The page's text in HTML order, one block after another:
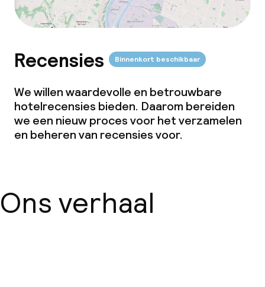
Recensies Binnenkort beschikbaar
We willen waardevolle en betrouwbare
hotelrecensies bieden. Daarom bereiden
we een nieuw proces voor het verzamelen
en beheren van recensies voor.
Ons verhaal